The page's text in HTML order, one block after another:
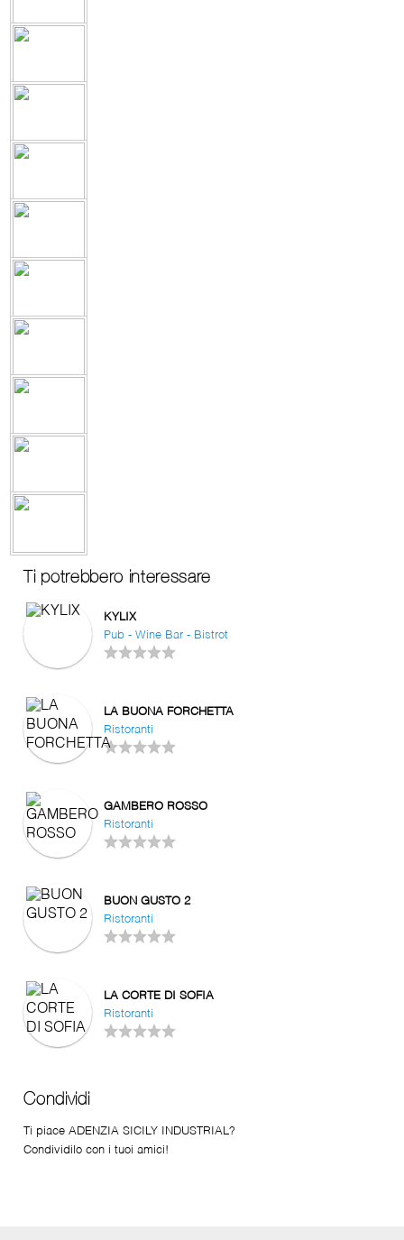
Ti potrebbero interessare
KYLIX
Pub - Wine Bar - Bistrot
LA BUONA FORCHETTA
Ristoranti
GAMBERO ROSSO
Ristoranti
BUON GUSTO 2
Ristoranti
LA CORTE DI SOFIA
Ristoranti
Condividi
Ti piace ADENZIA SICILY INDUSTRIAL?
Condividilo con i tuoi amici!